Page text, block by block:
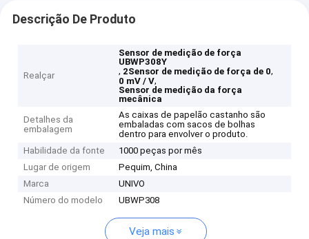
Descrição De Produto
Realçar
Sensor de medição de força
UBWP308Y
, 2Sensor de medição de força de 0,
0 mV / V,
Sensor de medição da força
mecânica
Detalhes da
embalagem
As caixas de papelão castanho são
embaladas com sacos de bolhas
dentro para envolver o produto.
Habilidade da fonte
1000 peças por mês
Lugar de origem
Pequim, China
Marca
UNIVO
Número do modelo
UBWP308
Veja mais